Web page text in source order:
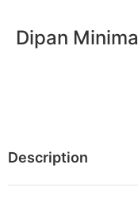
Dipan
Description